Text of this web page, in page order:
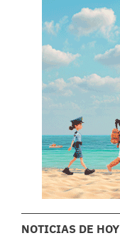
NOTICIAS DE HOY